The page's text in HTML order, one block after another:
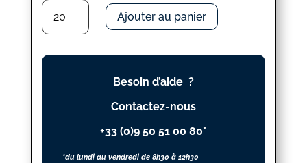
quantité
LAISSEZ
ENTRER
Ajouter au panier
Besoin d’aide ?
Contactez-nous
+33 (0)9 50 51 00 80*
*du lundi au vendredi de 8h30 à 12h30